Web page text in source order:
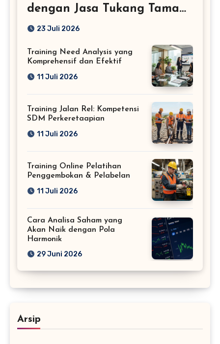
dengan Jasa Tukang Taman
Profesional
23 Juli 2026
Training Need Analysis yang
Komprehensif dan Efektif
11 Juli 2026
Training Jalan Rel: Kompetensi
SDM Perkeretaapian
11 Juli 2026
Training Online Pelatihan
Penggembokan & Pelabelan
11 Juli 2026
Cara Analisa Saham yang
Akan Naik dengan Pola
Harmonik
29 Juni 2026
Arsip